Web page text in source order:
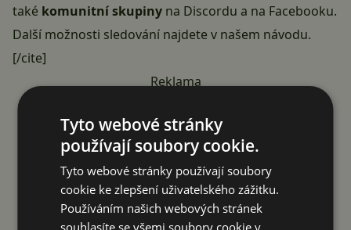
také komunitní skupiny na Discordu a na Facebooku.
Další možnosti sledování najdete v našem návodu.
[/cite]
Reklama
Tyto webové stránky
používají soubory cookie.
Tyto webové stránky používají soubory
cookie ke zlepšení uživatelského zážitku.
Používáním našich webových stránek
souhlasíte se všemi soubory cookie v